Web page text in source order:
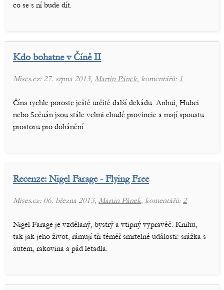
co se s ní bude dít.
Kdo bohatne v Číně II
Mises.cz: 27. srpna 2013, Martin Pánek, komentářů: 1
Čína rychle poroste ještě určitě další dekádu. Anhui, Hubei
nebo Sečuán jsou stále velmi chudé provincie a mají spoustu
prostoru pro dohánění.
Recenze: Nigel Farage - Flying Free
Mises.cz: 06. března 2013, Martin Pánek, komentářů: 2
Nigel Farage je vzdělaný, bystrý a vtipný vypravěč. Knihu,
tak jak jeho život, rámují tři téměř smrtelné události: srážka s
autem, rakovina a pád letadla.